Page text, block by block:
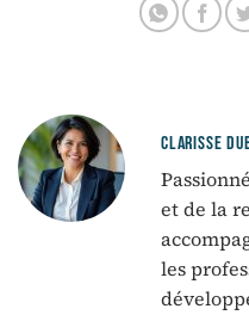
CLARISSE
et de la
les